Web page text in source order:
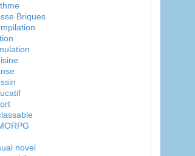
Briques
novel